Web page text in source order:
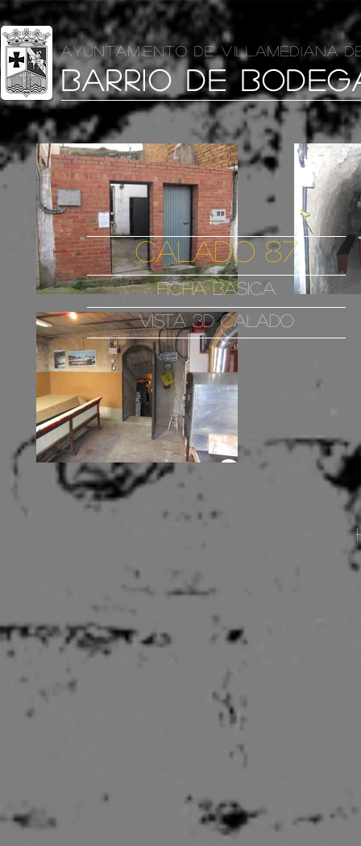
AYUNTAMIENTO DE VILLAMEDIANA
BARRIO DE
VISTA 3D CALADO
FICHA BASICA
CALADO 87